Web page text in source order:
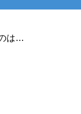
は…